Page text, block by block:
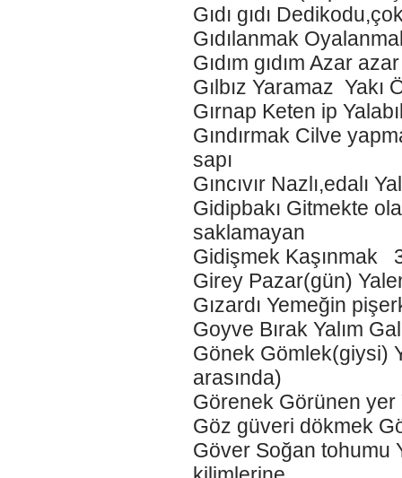
Gıdı gıdı
Gıdılanmak
Gıdım gıdım Azar
Gılbız Yaramaz Yakı
Gırnap Keten ip
Gındırmak Cilve
sapı
Gıncıvır Nazlı,edalı
Gidipbakı Gitmekte
saklamayan
Gidişmek Kaşınmak
Girey Pazar(gün)
Gızardı Yemeğin
Goyve Bırak Yalım
Gönek Gömlek(giysi)
arasında)
Görenek Görünen
Göz güveri dökmek
Göver Soğan tohumu